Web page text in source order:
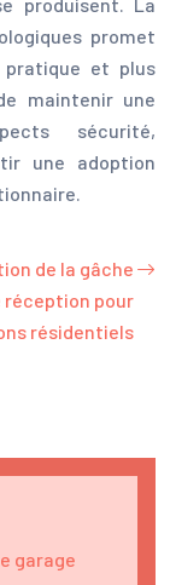
promet
pratique et plus
maintenir une
sécurité,
une adoption
de la gâche
réception pour
résidentiels
garage